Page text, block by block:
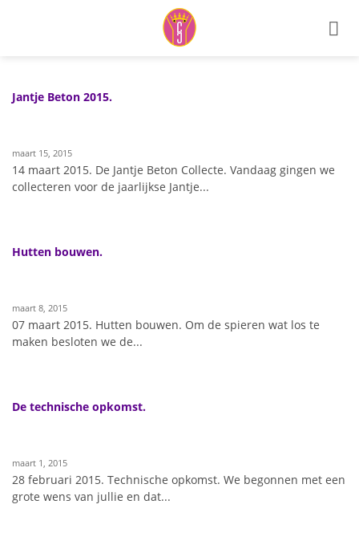
Jantje Beton 2015.
maart 15, 2015
14 maart 2015. De Jantje Beton Collecte. Vandaag gingen we
collecteren voor de jaarlijkse Jantje...
Hutten bouwen.
maart 8, 2015
07 maart 2015. Hutten bouwen. Om de spieren wat los te
maken besloten we de...
De technische opkomst.
maart 1, 2015
28 februari 2015. Technische opkomst. We begonnen met een
grote wens van jullie en dat...